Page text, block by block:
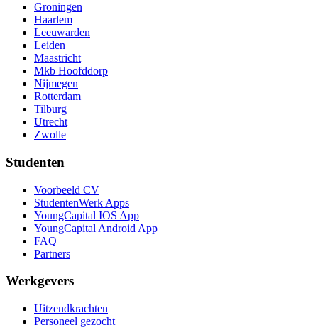
Groningen
Haarlem
Leeuwarden
Leiden
Maastricht
Mkb Hoofddorp
Nijmegen
Rotterdam
Tilburg
Utrecht
Zwolle
Studenten
Voorbeeld CV
StudentenWerk Apps
YoungCapital IOS App
YoungCapital Android App
FAQ
Partners
Werkgevers
Uitzendkrachten
Personeel gezocht